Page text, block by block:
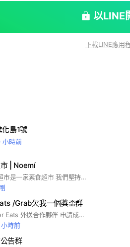
以LINE
下載LINE應用
島1號
小時前
| Noemí
🌳 樂覓未來超市是一家素食超市 我們堅持無五辛、無動物實驗 只選對身體與地球溫柔的品牌 讓每一次購物 都成為一種更善待生命的選擇❤️
/Grab欠我一個獎盃群
申請成為Uber Eats 外送合作夥伴 申請成為Uber Eats 外送合作夥伴 自由接案、彈性賺錢，你的時間由你作主 ... 選擇您偏好的外送方式 若您希望選擇「機車」開通帳號： ... 上傳文件，並審核通過 ... 通過線上測驗 ... 準備保溫袋 ...
時前
告群